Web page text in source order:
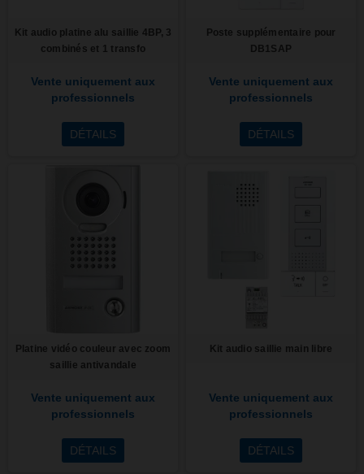
Kit audio platine alu saillie 4BP, 3
combinés et 1 transfo
Vente uniquement aux
professionnels
DÉTAILS
Poste supplémentaire pour
DB1SAP
Vente uniquement aux
professionnels
DÉTAILS
Platine vidéo couleur avec zoom
saillie antivandale
Vente uniquement aux
professionnels
DÉTAILS
Kit audio saillie main libre
Vente uniquement aux
professionnels
DÉTAILS